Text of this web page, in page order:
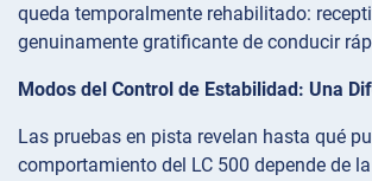
queda temporalmente rehabilitado:
genuinamente gratificante de conducir
Modos del Control de Estabilidad: Una
Las pruebas en pista revelan hasta qué
comportamiento del LC 500 depende de